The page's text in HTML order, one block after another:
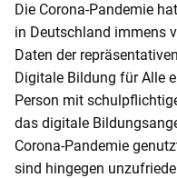
e
n
Die Corona-Pandemie
in Deutschland immens
Daten der
Digitale Bildung für Alle
Person mit
das digitale
Corona-Pandemie
sind hingegen